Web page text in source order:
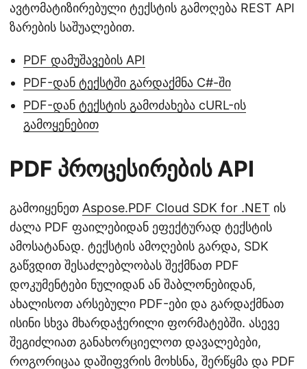
ავტომატიზირებული ტექსტის გამოღება REST API
ზარების საშუალებით.
PDF დამუშავების API
PDF-დან ტექსტში გარდაქმნა C#-ში
PDF-დან ტექსტის გამოძახება cURL-ის
გამოყენებით
PDF პროცესირების API
გამოიყენეთ Aspose.PDF Cloud SDK for .NET ის
ძალა PDF ფაილებიდან ეფექტურად ტექსტის
ამოსატანად. ტექსტის ამოღების გარდა, SDK
გაწვდით შესაძლებლობას შექმნათ PDF
დოკუმენტები ნულიდან ან შაბლონებიდან,
ახალისოთ არსებული PDF-ები და გარდაქმნათ
ისინი სხვა მხარდაჭერილი ფორმატებში. ასევე
შეგიძლიათ განახორციელოთ დავალებები,
როგორიცაა დაშიფვრის მოხსნა, შერწყმა და PDF